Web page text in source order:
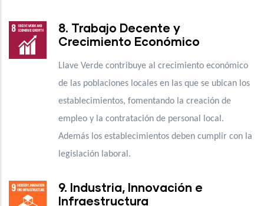
8. Trabajo Decente y
Crecimiento Económico
Llave Verde contribuye al crecimiento económico
de las poblaciones locales en las que se ubican los
establecimientos, fomentando la creación de
empleo y la contratación de personal local.
Además los establecimientos deben cumplir con la
legislación laboral.
9. Industria, Innovación e
Infraestructura